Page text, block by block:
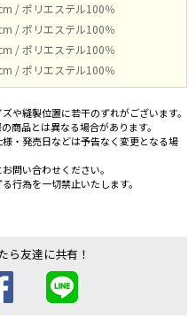
/ ポリエステル100％
/ ポリエステル100％
/ ポリエステル100％
/ ポリエステル100％
や縫製位置に若干のずれがございます。
商品とは異なる場合があります。
・発売日などは予告なく変更となる場
問い合わせください。
行為を一切禁止いたします。
ら友達に共有！